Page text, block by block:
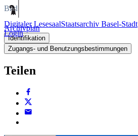
Digitaler LesesaalStaatsarchiv Basel-Stadt
Login
Bild
Archivplan
Identifikation
Zugangs- und Benutzungsbestimmungen
Teilen